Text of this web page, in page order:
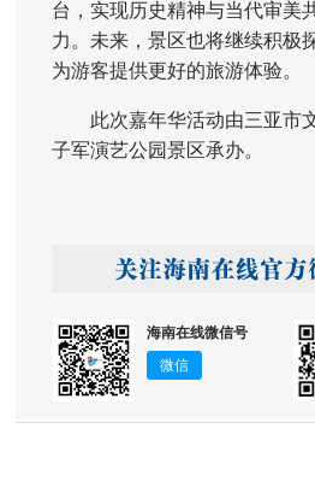
台，实现历史精神与当代审美
力。未来，景区也将继续积极
为游客提供更好的旅游体验。
此次嘉年华活动由三亚市文
子军演艺公园景区承办。
海南在线微信号
微信